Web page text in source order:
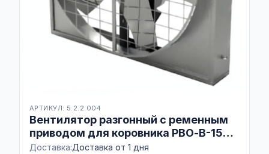
АРТИКУЛ: 5.2.2.004
Вентилятор разгонный с ременным
приводом для коровника РВО-В-1530
Combo AISI430
Доставка:Доставка от 1 дня